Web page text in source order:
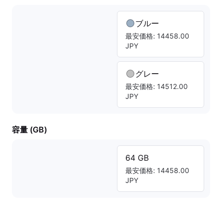
ブルー
最安価格: 14458.00
JPY
グレー
最安価格: 14512.00
JPY
容量 (GB)
64 GB
最安価格: 14458.00
JPY